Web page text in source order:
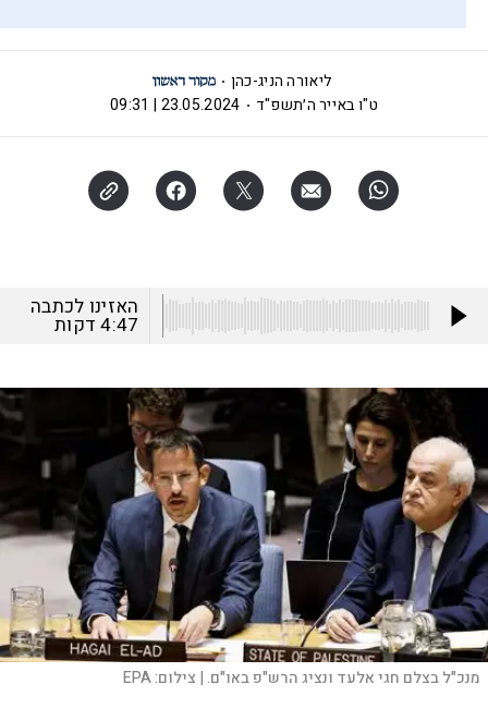
ליאורה הניג-כהן
ט"ו באייר ה׳תשפ"ד
23.05.2024 | 09:31
האזינו לכתבה
4:47דקות
מנכ"ל בצלם חגי אלעד ונציג הרש"פ באו"ם. | צילום:EPA